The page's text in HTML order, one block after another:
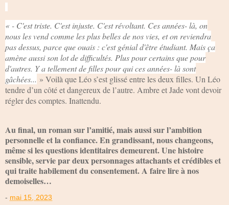
« - C'est triste. C'est injuste. C'est révoltant. Ces années- là, on
nous les vend comme les plus belles de nos vies, et on reviendra
pas dessus, parce que ouais : c'est génial d'être étudiant. Mais ça
amène aussi son lot de difficultés. Plus pour certains que pour
d'autres. Y a tellement de filles pour qui ces années- là sont
gâchées... » Voilà que Léo s’est glissé entre les deux filles. Un Léo
tendre d’un côté et dangereux de l’autre. Ambre et Jade vont devoir
régler des comptes. Inattendu.
Au final, un roman sur l’amitié, mais aussi sur l’ambition
personnelle et la confiance. En grandissant, nous changeons,
même si les questions identitaires demeurent. Une histoire
sensible, servie par deux personnages attachants et crédibles et
qui traite habilement du consentement. A faire lire à nos
demoiselles…
- mai 15, 2023